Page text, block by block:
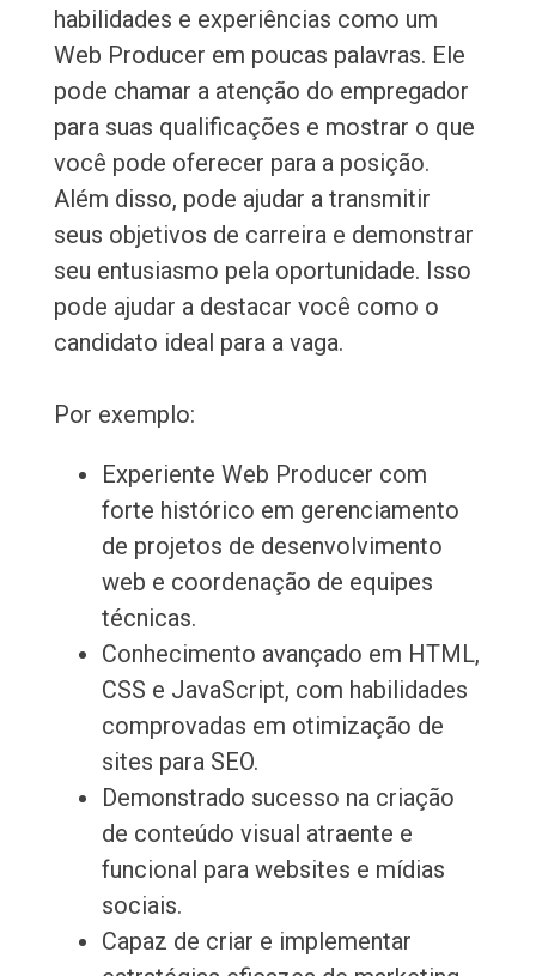
habilidades e experiências como um
Web Producer em poucas palavras. Ele
pode chamar a atenção do empregador
para suas qualificações e mostrar o que
você pode oferecer para a posição.
Além disso, pode ajudar a transmitir
seus objetivos de carreira e demonstrar
seu entusiasmo pela oportunidade. Isso
pode ajudar a destacar você como o
candidato ideal para a vaga.
Por exemplo:
Experiente Web Producer com
forte histórico em gerenciamento
de projetos de desenvolvimento
web e coordenação de equipes
técnicas.
Conhecimento avançado em HTML,
CSS e JavaScript, com habilidades
comprovadas em otimização de
sites para SEO.
Demonstrado sucesso na criação
de conteúdo visual atraente e
funcional para websites e mídias
sociais.
Capaz de criar e implementar